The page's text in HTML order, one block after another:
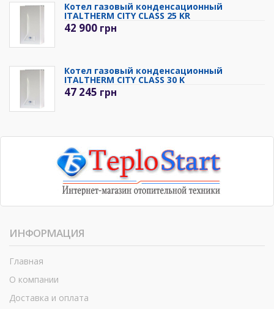
Котел газовый конденсационный
ITALTHERM CITY CLASS 25 KR
42 900 грн
Котел газовый конденсационный
ITALTHERM CITY CLASS 30 K
47 245 грн
ИНФОРМАЦИЯ
Главная
О компании
Доставка и оплата